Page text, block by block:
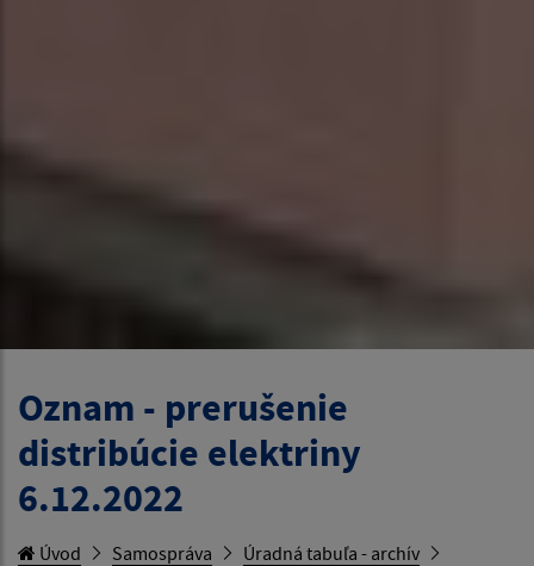
Oznam - prerušenie
distribúcie elektriny
6.12.2022
Úvod Samospráva
Úradná tabuľa - archív